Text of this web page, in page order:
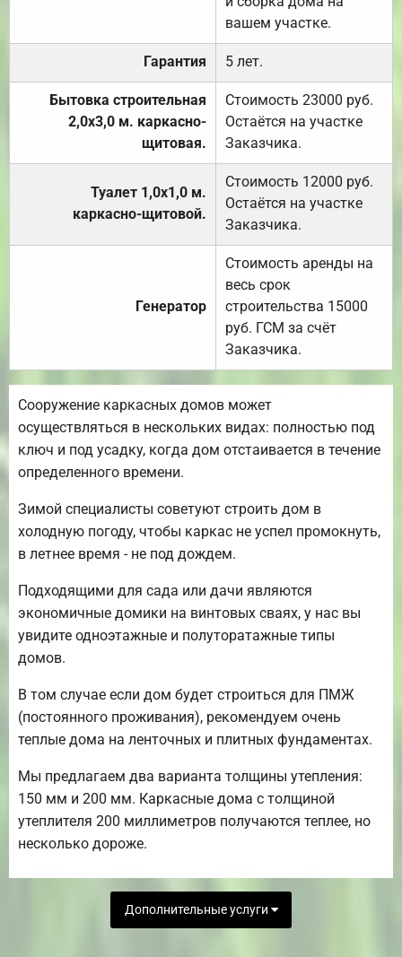
вашем участке.
Гарантия 5 лет.
Бытовка строительная
2,0х3,0 м. каркасно-
щитовая.
Стоимость 23000 руб.
Остаётся на участке
Заказчика.
Туалет 1,0х1,0 м.
каркасно-щитовой.
Стоимость 12000 руб.
Остаётся на участке
Заказчика.
Генератор
Стоимость аренды на
весь срок
строительства 15000
руб. ГСМ за счёт
Заказчика.
Сооружение каркасных домов может
осуществляться в нескольких видах: полностью под
ключ и под усадку, когда дом отстаивается в течение
определенного времени.
Зимой специалисты советуют строить дом в
холодную погоду, чтобы каркас не успел промокнуть,
в летнее время - не под дождем.
Подходящими для сада или дачи являются
экономичные домики на винтовых сваях, у нас вы
увидите одноэтажные и полуторатажные типы
домов.
В том случае если дом будет строиться для ПМЖ
(постоянного проживания), рекомендуем очень
теплые дома на ленточных и плитных фундаментах.
Мы предлагаем два варианта толщины утепления:
150 мм и 200 мм. Каркасные дома с толщиной
утеплителя 200 миллиметров получаются теплее, но
несколько дороже.
Дополнительные услуги